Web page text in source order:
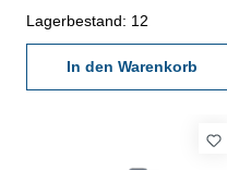
ABS/INC/UNIT-Taste - mit
Friktionskupplung - Ablesung
0,001 mm, Genauigkeit DIN
863 - mit Einstellmaß - im
Lagerbestand: 12
In den Warenkorb